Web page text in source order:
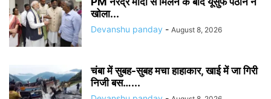
खोला...
Devanshu panday - August 8, 2026
चंबा में सुबह-सुबह मचा हाहाकार, खाई में जा गिरी
निजी बस…...